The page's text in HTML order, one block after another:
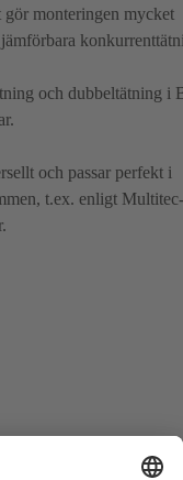
gör monteringen mycket
och dubbeltätning i
och passar perfekt i
t.ex. enligt